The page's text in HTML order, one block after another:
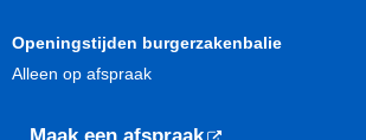
Openingstijden burgerzakenbalie
Alleen op afspraak
Maak een afspraak